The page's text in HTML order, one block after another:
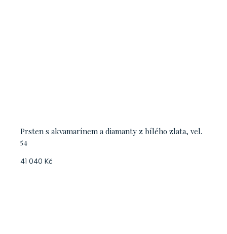
Prsten s akvamarínem a diamanty z bílého zlata, vel.
54
41 040 Kč